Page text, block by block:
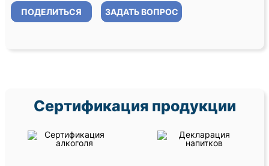
ПОДЕЛИТЬСЯ ЗАДАТЬ ВОПРОС
Сертификация продукции